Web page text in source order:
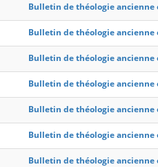
Bulletin de théologie ancienne
Bulletin de théologie ancienne
Bulletin de théologie ancienne
Bulletin de théologie ancienne
Bulletin de théologie ancienne
Bulletin de théologie ancienne
Bulletin de théologie ancienne